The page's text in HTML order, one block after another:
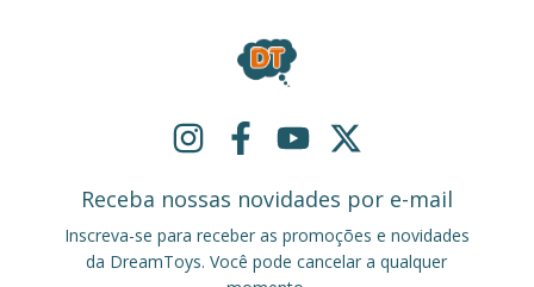
Receba nossas novidades por e-mail
Inscreva-se para receber as promoções e novidades
da DreamToys. Você pode cancelar a qualquer